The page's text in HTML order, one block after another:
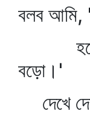
বলব আমি,
হয়েছি
বড়ো।'
দেখে